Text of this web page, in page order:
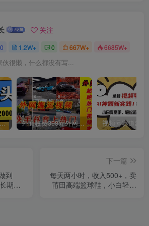
关注
0 1.2W+ 0 667W+ 6685W+
伙很懒，什么都没有写...
AI起号撸爆头条，小白也能操作，日入2000+ 外面收费398元外网超跑豪车汽车视频搬运至快手抖音上热门项目
到
期稳
下一篇
每天两小时，收入500+，卖
莆田高端篮球鞋，小白轻松